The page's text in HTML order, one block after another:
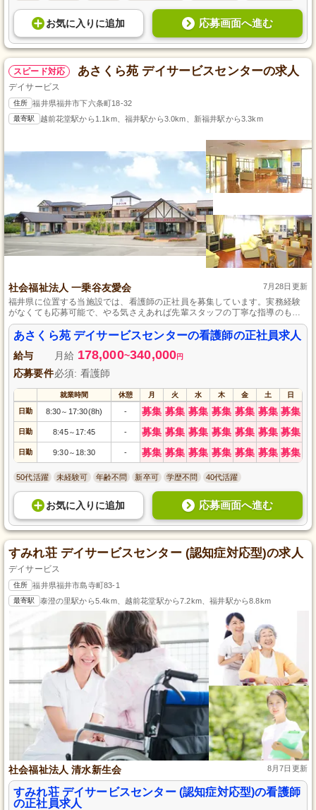
お気に入り に追加 応募画面へ進む
スピード対応 あさくら苑 デイサービスセンターの求人
デイサービス
住所 福井県福井市下六条町18-32
最寄駅 越前花堂駅から1.1km、福井駅から3.0km、新福井駅から3.3km
社会福祉法人 一乗谷友愛会 7月28日更新
福井県に位置する当施設では、看護師の正社員を募集しています。実務経験
がなくても応募可能で、やる気さえあれば先輩スタッフの丁寧な指導のも
と、看護スキルを磨いていくことができます。4週9休のシフト制で社会保険
完備、昇給・賞与の支給もあり、職員一人ひとりがモチベーションを持って
働ける環境を整えています。
あさくら苑 デイサービスセンターの看護師の正社員求人
給与 月給 178,000~340,000円
応募要件必須: 看護師
就業時間 休憩 月 火 水 木 金 土 日
日勤 8:30～ 17:30(8h) - 募集 募集 募集 募集 募集 募集 募集
日勤 8:45～ 17:45 - 募集 募集 募集 募集 募集 募集 募集
日勤 9:30～ 18:30 - 募集 募集 募集 募集 募集 募集 募集
50代活躍 未経験可 年齢不問 新卒可 学歴不問 40代活躍
お気に入り に追加 応募画面へ進む
すみれ荘 デイサービスセンター (認知症対応型)の求人
デイサービス
住所 福井県福井市島寺町83-1
最寄駅 泰澄の里駅から5.4km、越前花堂駅から7.2km、福井駅から8.8km
社会福祉法人 清水新生会 8月7日更新
すみれ荘 デイサービスセンター (認知症対応型)の看護師
の正社員求人